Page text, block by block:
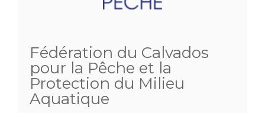
Fédération du Calvados
pour la Pêche et la
Protection du Milieu
Aquatique